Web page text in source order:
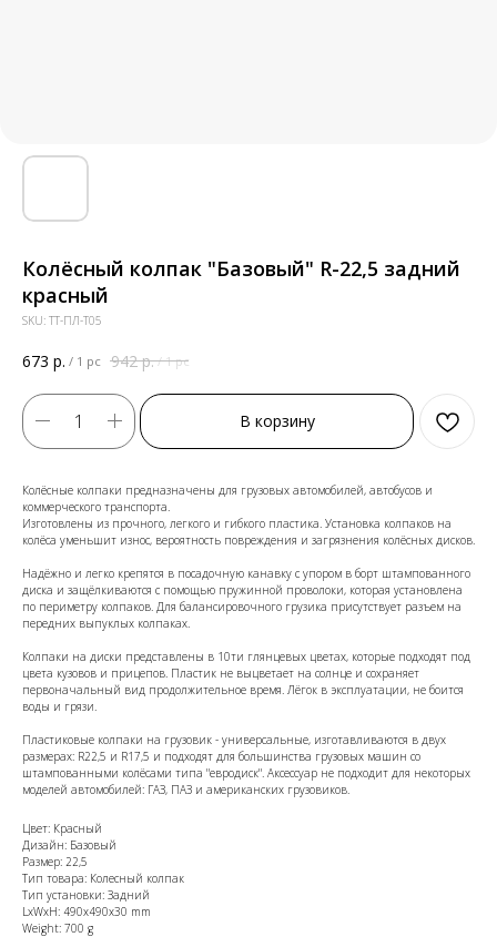
Колёсный колпак "Базовый" R-22,5 задний
красный
SKU: ТТ-ПЛ-Т05
673 р. / 1 pc 942 р. / 1 pc
В корзину
Колёсные колпаки предназначены для грузовых автомобилей, автобусов и
коммерческого транспорта.
Изготовлены из прочного, легкого и гибкого пластика. Установка колпаков на
колёса уменьшит износ, вероятность повреждения и загрязнения колёсных дисков.
Надёжно и легко крепятся в посадочную канавку с упором в борт штампованного
диска и защёлкиваются с помощью пружинной проволоки, которая установлена
по периметру колпаков. Для балансировочного грузика присутствует разъем на
передних выпуклых колпаках.
Колпаки на диски представлены в 10ти глянцевых цветах, которые подходят под
цвета кузовов и прицепов. Пластик не выцветает на солнце и сохраняет
первоначальный вид продолжительное время. Лёгок в эксплуатации, не боится
воды и грязи.
Пластиковые колпаки на грузовик - универсальные, изготавливаются в двух
размерах: R22,5 и R17,5 и подходят для большинства грузовых машин со
штампованными колёсами типа "евродиск". Аксессуар не подходит для некоторых
моделей автомобилей: ГАЗ, ПАЗ и американских грузовиков.
Цвет: Красный
Дизайн: Базовый
Размер: 22,5
Тип товара: Колесный колпак
Тип установки: Задний
LxWxH: 490x490x30 mm
Weight: 700 g